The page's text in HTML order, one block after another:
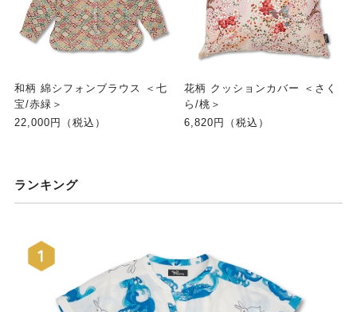
和柄 綿シフォンブラウス ＜七
宝/赤緑＞
22,000円（税込）
花柄 クッションカバー ＜さく
ら/桃＞
6,820円（税込）
ランキング